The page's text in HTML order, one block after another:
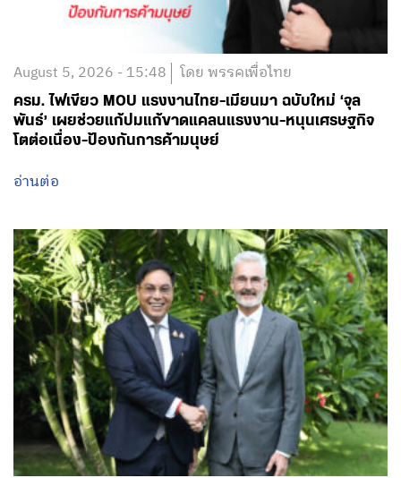
August 5, 2026 - 15:48 โดย พรรคเพื่อไทย
ครม. ไฟเขียว MOU แรงงานไทย-เมียนมา ฉบับใหม่ ‘จุล
พันธ์’ เผยช่วยแก้ปมแก้ขาดแคลนแรงงาน-หนุนเศรษฐกิจ
โตต่อเนื่อง-ป้องกันการค้ามนุษย์
อ่านต่อ